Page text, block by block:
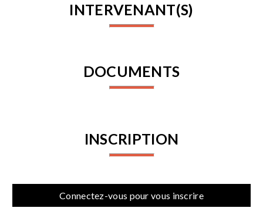
INTERVENANT(S)
DOCUMENTS
INSCRIPTION
Connectez-vous pour vous inscrire